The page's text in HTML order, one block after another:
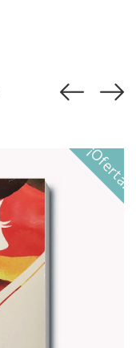
¡Oferta!